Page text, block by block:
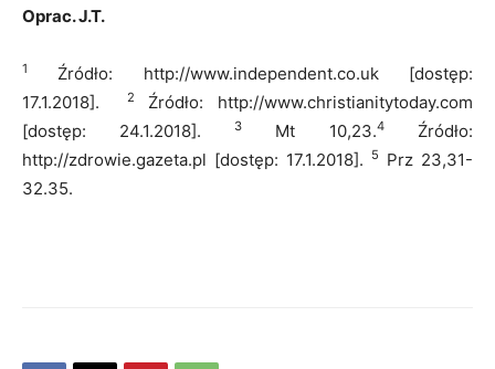
Oprac. J.T.
1
Źródło: http://www.independent.co.uk [dostęp:
17.1.2018].
2
Źródło: http://www.christianitytoday.com
[dostęp: 24.1.2018].
3Mt 10,23.4Źródło:
http://zdrowie.gazeta.pl [dostęp: 17.1.2018].
5
Prz 23,31-
32.35.